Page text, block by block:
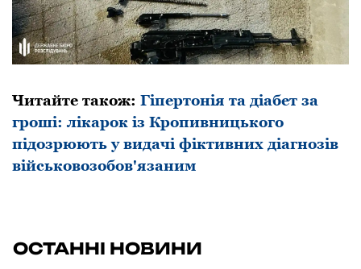
Читайте також: Гіпертонія та діабет за
гроші: лікарок із Кропивницького
підозрюють у видачі фіктивних діагнозів
військовозобов'язаним
ОСТАННІ НОВИНИ